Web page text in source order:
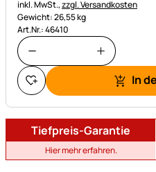
Steuerhinweis:
inkl. MwSt.,zzgl. Versandkosten
Gewicht: 26,55 kg
Art.Nr.: 46410
In
Tiefpreis-Garantie
Hier mehr erfahren.